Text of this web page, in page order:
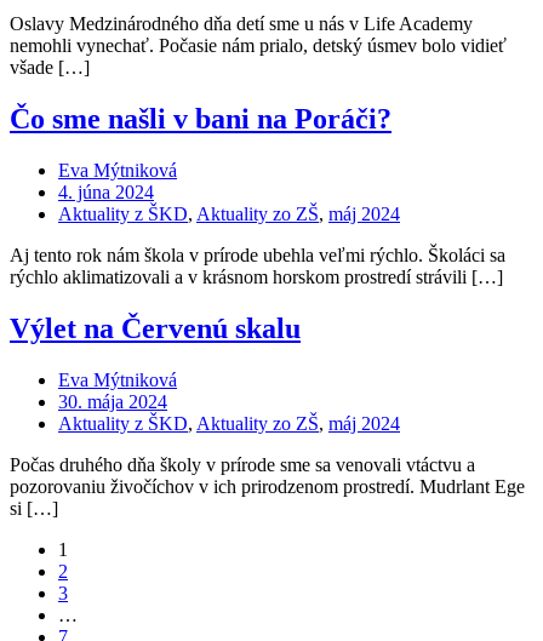
Oslavy Medzinárodného dňa detí sme u nás v Life Academy
nemohli vynechať. Počasie nám prialo, detský úsmev bolo vidieť
všade […]
Čo sme našli v bani na Poráči?
Eva Mýtniková
4. júna 2024
Aktuality z ŠKD, Aktuality zo ZŠ, máj 2024
Aj tento rok nám škola v prírode ubehla veľmi rýchlo. Školáci sa
rýchlo aklimatizovali a v krásnom horskom prostredí strávili […]
Výlet na Červenú skalu
Eva Mýtniková
30. mája 2024
Aktuality z ŠKD, Aktuality zo ZŠ, máj 2024
Počas druhého dňa školy v prírode sme sa venovali vtáctvu a
pozorovaniu živočíchov v ich prirodzenom prostredí. Mudrlant Ege
si […]
1
2
3
…
7